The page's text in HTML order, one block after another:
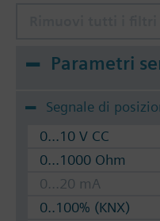
Parametri
Segnale di
0...10 V CC
0...1000 Ohm
0...20 mA
0..100% (KNX)